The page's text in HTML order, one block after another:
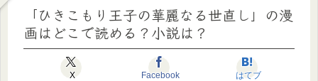
「ひきこもり王子の華麗なる世直し」の漫
画はどこで読める？小説は？
X Facebook はてブ